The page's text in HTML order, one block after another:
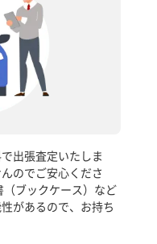
出張査定いたしま
のでご安心くださ
ブックケース）など
があるので、お持ち